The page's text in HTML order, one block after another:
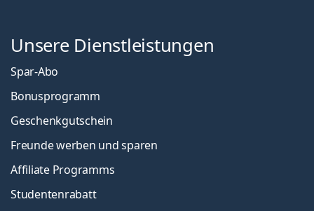
Unsere Dienstleistungen
Spar-Abo
Bonusprogramm
Geschenkgutschein
Freunde werben und sparen
Affiliate Programms
Studentenrabatt